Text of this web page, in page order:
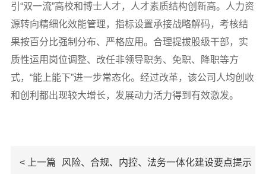
引“双一流”高校和博士人才，人才素质结构创新高。人力资
源转向精细化效能管理，指标设置承接战略解码，考核结
果按百分比强制分布、严格应用。合理提拔股级干部，实
质性运用岗位调整、改任非领导职务、免职、降职等方
式，“能上能下”进一步常态化。经过改革，该公司人均创收
和创利都出现较大增长，发展动力活力得到有效激发。
< 上一篇 风险、合规、内控、法务一体化建设要点提示